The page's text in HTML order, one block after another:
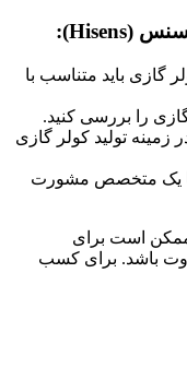
گازی باید متناسب با
را بررسی کنید.
زمینه تولید کولر گازی
با یک متخصص مشورت
ممکن است برای
باشد. برای کسب